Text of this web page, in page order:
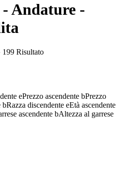
Andature -
199 Risultato
ePrezzo ascendente bPrezzo
bRazza discendente eEtà ascendente
ascendente bAltezza al garrese